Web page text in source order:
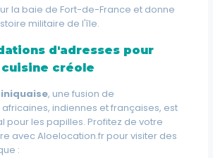
la baie de Fort-de-France et donne
militaire de l'île.
d'adresses pour
créole
, une fusion de
indiennes et françaises, est
pour les papilles. Profitez de votre
avec Aloelocation.fr pour visiter des
: